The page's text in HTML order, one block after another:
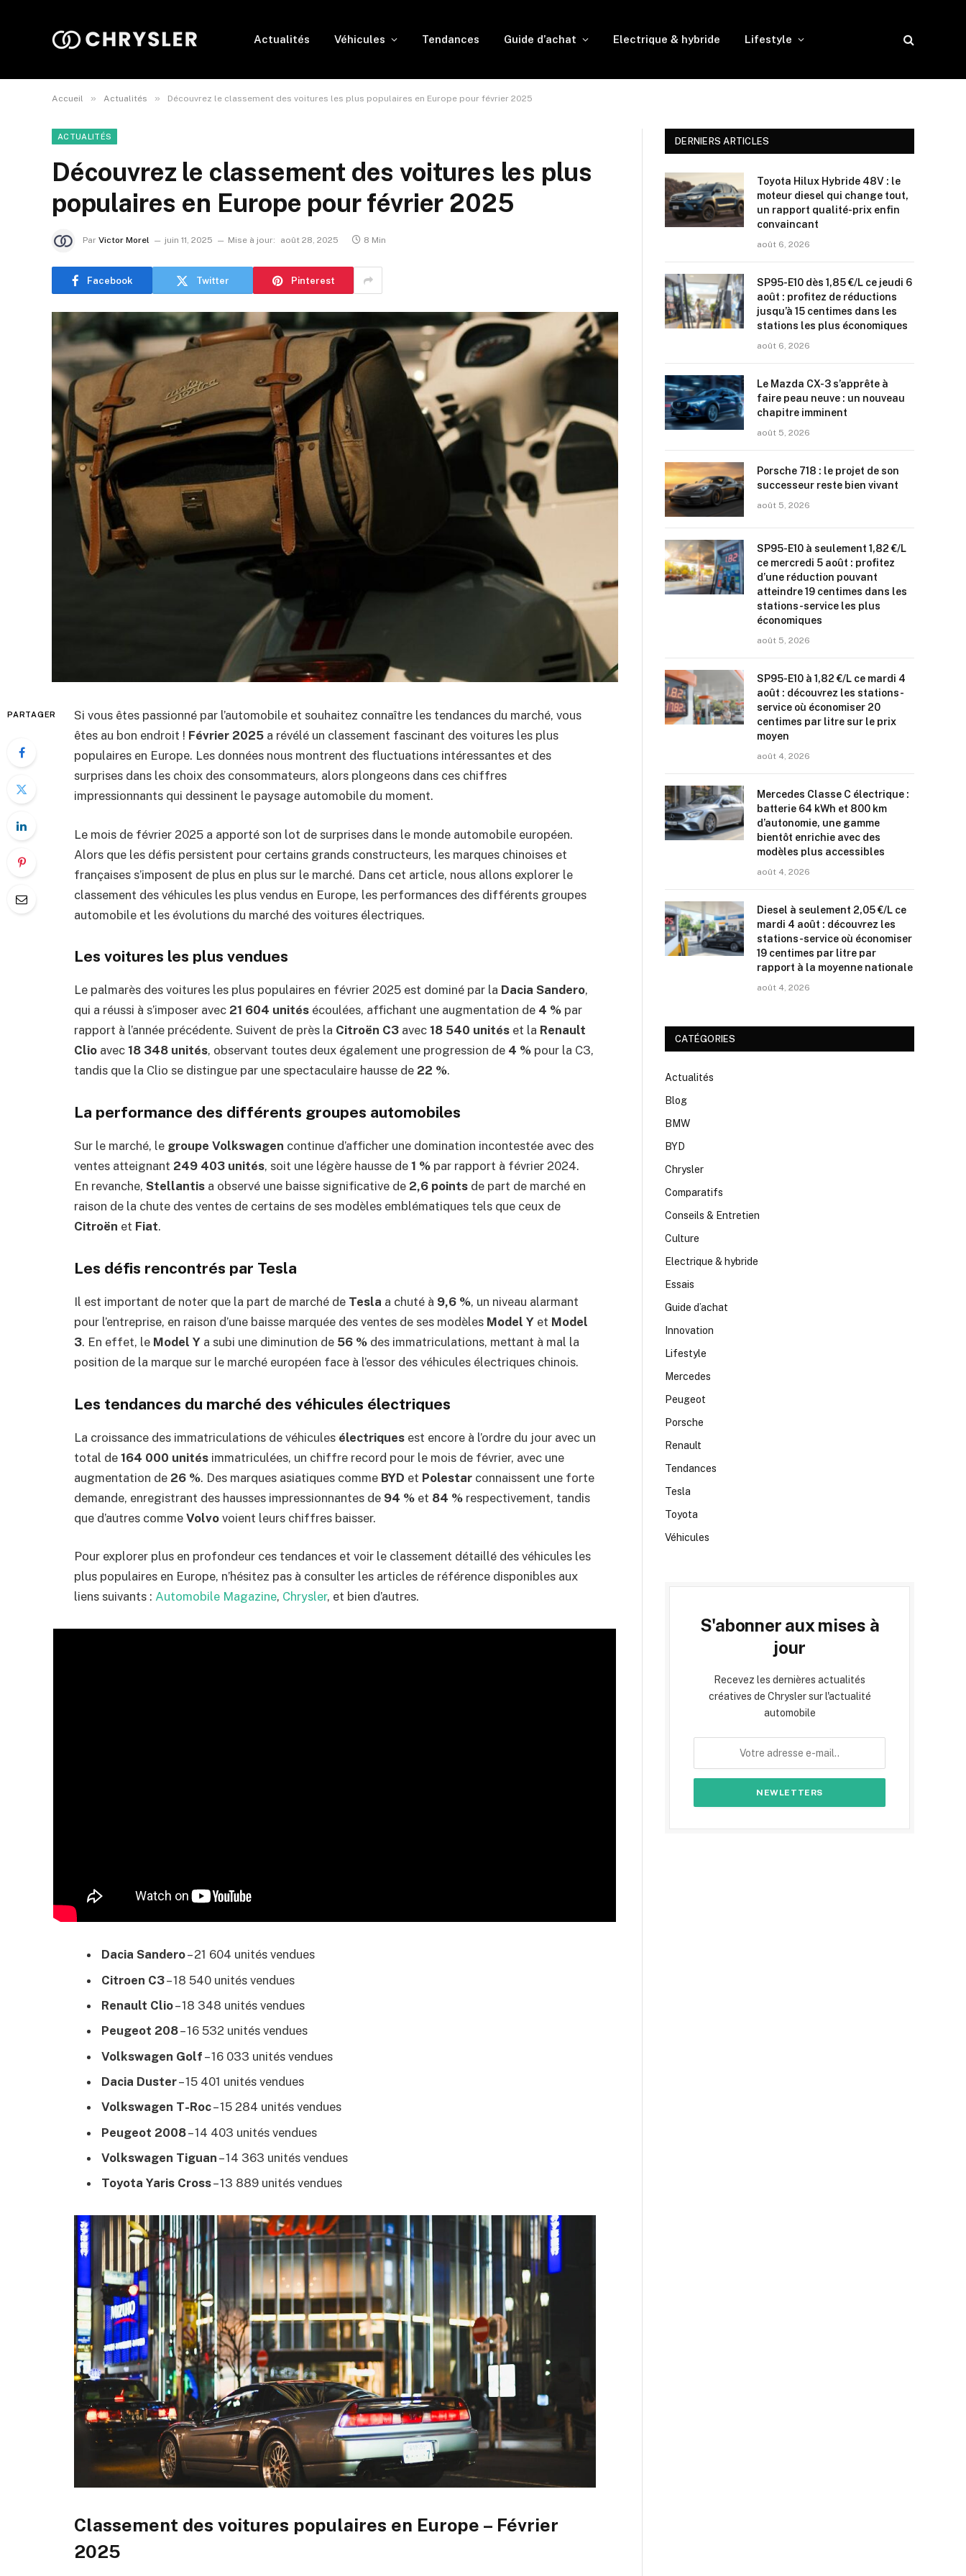
Actualités Véhicules Tendances Guide d’achat Electrique & hybride Lifestyle
Accueil » Actualités » Découvrez le classement des voitures les plus populaires en Europe pour février 2025
ACTUALITÉS
Découvrez le classement des voitures les plus
populaires en Europe pour février 2025
Par Victor Morel juin 11, 2025 Mise à jour: août 28, 2025 8 Min
Facebook Twitter Pinterest
PARTAGER
Si vous êtes passionné par l’automobile et souhaitez connaître les tendances du marché, vous
êtes au bon endroit ! Février 2025 a révélé un classement fascinant des voitures les plus
populaires en Europe. Les données nous montrent des fluctuations intéressantes et des
surprises dans les choix des consommateurs, alors plongeons dans ces chiffres
impressionnants qui dessinent le paysage automobile du moment.
Le mois de février 2025 a apporté son lot de surprises dans le monde automobile européen.
Alors que les défis persistent pour certains grands constructeurs, les marques chinoises et
françaises s’imposent de plus en plus sur le marché. Dans cet article, nous allons explorer le
classement des véhicules les plus vendus en Europe, les performances des différents groupes
automobile et les évolutions du marché des voitures électriques.
Les voitures les plus vendues
Le palmarès des voitures les plus populaires en février 2025 est dominé par la Dacia Sandero,
qui a réussi à s’imposer avec 21 604 unités écoulées, affichant une augmentation de 4 % par
rapport à l’année précédente. Suivent de près la Citroën C3 avec 18 540 unités et la Renault
Clio avec 18 348 unités, observant toutes deux également une progression de 4 % pour la C3,
tandis que la Clio se distingue par une spectaculaire hausse de 22 %.
La performance des différents groupes automobiles
Sur le marché, le groupe Volkswagen continue d’afficher une domination incontestée avec des
ventes atteignant 249 403 unités, soit une légère hausse de 1 % par rapport à février 2024.
En revanche, Stellantis a observé une baisse significative de 2,6 points de part de marché en
raison de la chute des ventes de certains de ses modèles emblématiques tels que ceux de
Citroën et Fiat.
Les défis rencontrés par Tesla
Il est important de noter que la part de marché de Tesla a chuté à 9,6 %, un niveau alarmant
pour l’entreprise, en raison d’une baisse marquée des ventes de ses modèles Model Y et Model
3. En effet, le Model Y a subi une diminution de 56 % des immatriculations, mettant à mal la
position de la marque sur le marché européen face à l’essor des véhicules électriques chinois.
Les tendances du marché des véhicules électriques
La croissance des immatriculations de véhicules électriques est encore à l’ordre du jour avec un
total de 164 000 unités immatriculées, un chiffre record pour le mois de février, avec une
augmentation de 26 %. Des marques asiatiques comme BYD et Polestar connaissent une forte
demande, enregistrant des hausses impressionnantes de 94 % et 84 % respectivement, tandis
que d’autres comme Volvo voient leurs chiffres baisser.
Pour explorer plus en profondeur ces tendances et voir le classement détaillé des véhicules les
plus populaires en Europe, n’hésitez pas à consulter les articles de référence disponibles aux
liens suivants : Automobile Magazine, Chrysler, et bien d’autres.
Dacia Sandero– 21 604 unités vendues
Citroen C3– 18 540 unités vendues
Renault Clio– 18 348 unités vendues
Peugeot 208– 16 532 unités vendues
Volkswagen Golf – 16 033 unités vendues
Dacia Duster– 15 401 unités vendues
Volkswagen T-Roc– 15 284 unités vendues
Peugeot 2008– 14 403 unités vendues
Volkswagen Tiguan – 14 363 unités vendues
Toyota Yaris Cross– 13 889 unités vendues
Classement des voitures populaires en Europe – Février
2025
DERNIERS ARTICLES
Toyota Hilux Hybride 48V : le
moteur diesel qui change tout,
un rapport qualité-prix enfin
convaincant
août 6, 2026
SP95-E10 dès 1,85 €/L ce jeudi 6
août : profitez de réductions
jusqu’à 15 centimes dans les
stations les plus économiques
août 6, 2026
Le Mazda CX-3 s’apprête à
faire peau neuve : un nouveau
chapitre imminent
août 5, 2026
Porsche 718 : le projet de son
successeur reste bien vivant
août 5, 2026
SP95-E10 à seulement 1,82 €/L
ce mercredi 5 août : profitez
d’une réduction pouvant
atteindre 19 centimes dans les
stations-service les plus
économiques
août 5, 2026
SP95-E10 à 1,82 €/L ce mardi 4
août : découvrez les stations-
service où économiser 20
centimes par litre sur le prix
moyen
août 4, 2026
Mercedes Classe C électrique :
batterie 64 kWh et 800 km
d’autonomie, une gamme
bientôt enrichie avec des
modèles plus accessibles
août 4, 2026
Diesel à seulement 2,05 €/L ce
mardi 4 août : découvrez les
stations-service où économiser
19 centimes par litre par
rapport à la moyenne nationale
août 4, 2026
CATÉGORIES
Actualités
Blog
BMW
BYD
Chrysler
Comparatifs
Conseils & Entretien
Culture
Electrique & hybride
Essais
Guide d’achat
Innovation
Lifestyle
Mercedes
Peugeot
Porsche
Renault
Tendances
Tesla
Toyota
Véhicules
S'abonner aux mises à
jour
Recevez les dernières actualités
créatives de Chrysler sur l'actualité
automobile